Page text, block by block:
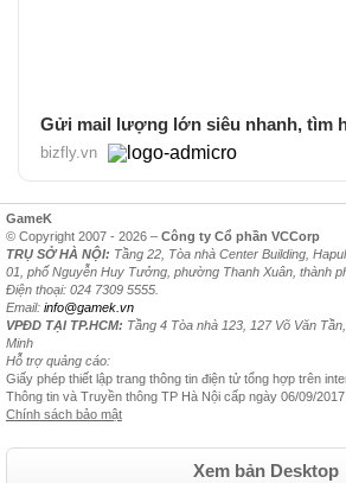
Gửi mail lượng lớn siêu nhanh, tìm
bizfly.vn
GameK
© Copyright 2007 - 2026 – Công ty Cổ phần VCCorp
TRỤ SỞ HÀ NỘI: Tầng 22, Tòa nhà Center Building,
01, phố Nguyễn Huy Tưởng, phường Thanh Xuân, thành
Điện thoại: 024 7309 5555.
Email: info@gamek.vn
VPĐD TẠI TP.HCM: Tầng 4 Tòa nhà 123, 127 Võ Văn
Minh
Hỗ trợ quảng cáo:
Giấy phép thiết lập trang thông tin điện tử tổng hợp trên
Thông tin và Truyền thông TP Hà Nội cấp ngày 06/09/2017
Chính sách bảo mật
Xem bản Desktop